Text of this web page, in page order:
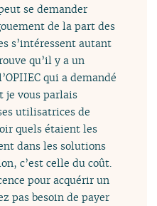
se demander
de la part des
s’intéressent autant
qu’il y a un
qui a demandé
je vous parlais
utilisatrices de
quels étaient les
dans les solutions
c’est celle du coût.
pour acquérir un
pas besoin de payer